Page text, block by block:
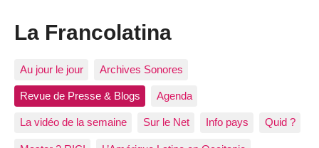
La Francolatina
Au jour le jour Archives Sonores
Revue de Presse & Blogs Agenda
La vidéo de la semaine Sur le Net Info pays Quid ?